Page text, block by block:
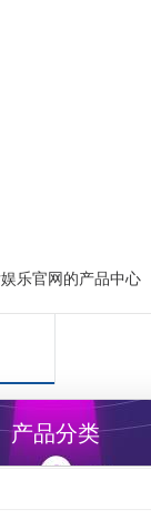
乐官网的产品中心
产品分类